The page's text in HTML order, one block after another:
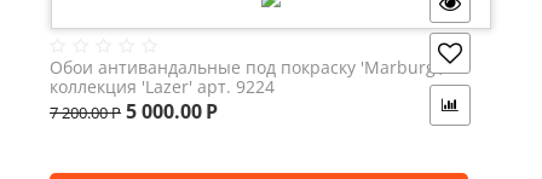
Обои антивандальные под покраску 'Marburg',
коллекция 'Lazer' арт. 9224
7 200.00Р 5 000.00Р